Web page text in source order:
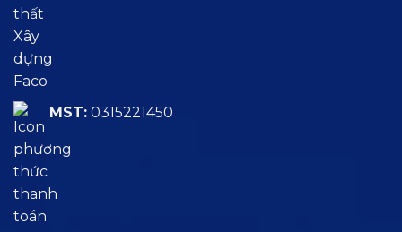
MST: 0315221450